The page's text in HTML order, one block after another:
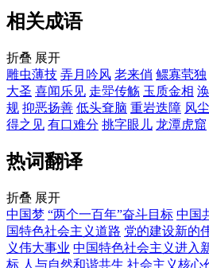
相关成语
折叠 展开
雕虫薄技 弄月吟风 老来俏 鳏寡茕独
大圣 喜闻乐见 走斝传觞 玉质金相
规 抑恶扬善 低头耷脑 重岩迭障 风
得之见 有口难分 挑字眼儿 龙潭虎窟
热词翻译
折叠 展开
中国梦 “两个一百年”奋斗目标 中国
国特色社会主义道路 党的建设新的
义伟大事业 中国特色社会主义进入
标 人与自然和谐共生 社会主义核心